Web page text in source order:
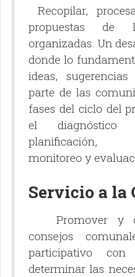
Recopilar,
propuestas de
organizadas. Un
donde lo
ideas,
parte de las
fases del ciclo del
el diagnóstico
planificación,
monitoreo y
Servicio a la
Promover y
consejos
participativo
determinar las